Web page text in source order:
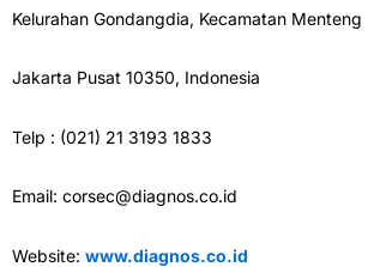
Kelurahan Gondangdia, Kecamatan Menteng
Jakarta Pusat 10350, Indonesia
Telp : (021) 21 3193 1833
Email: corsec@diagnos.co.id
Website: www.diagnos.co.id